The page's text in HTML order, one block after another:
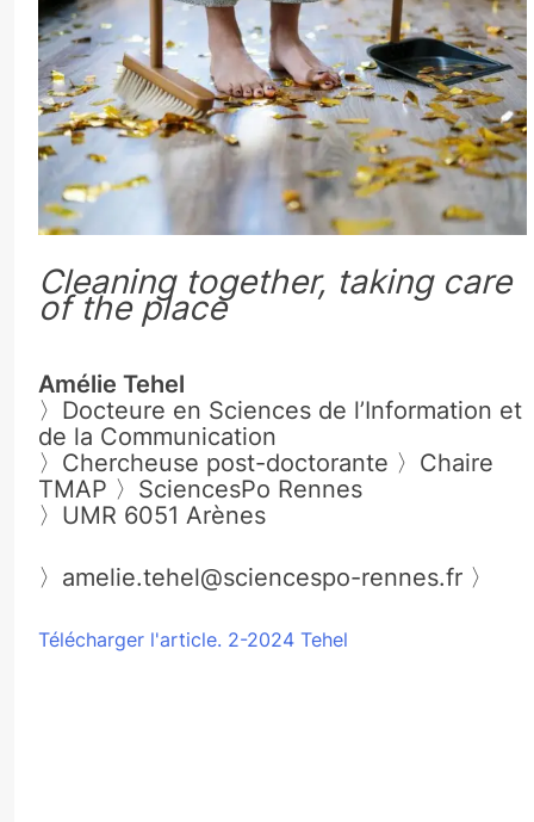
Cleaning together, taking care
of the place
Amélie Tehel
〉Docteure en Sciences de l’Information et
de la Communication
〉Chercheuse post-doctorante 〉Chaire
TMAP 〉SciencesPo Rennes
〉UMR 6051 Arènes
〉amelie.tehel@sciencespo-rennes.fr 〉
Télécharger l'article. 2-2024 Tehel